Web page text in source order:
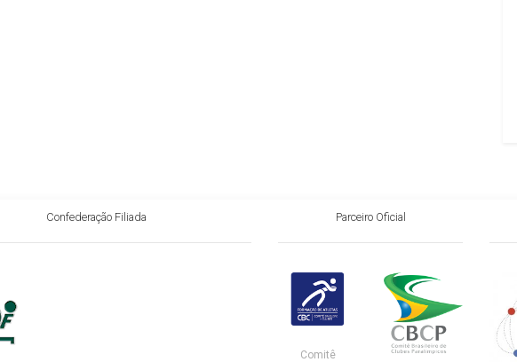
Confederação Filiada Parceiro Oficial
Comitê